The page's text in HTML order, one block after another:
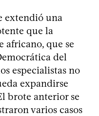
extendió una
que la
africano, que se
del
especialistas no
expandirse
brote anterior se
varios casos